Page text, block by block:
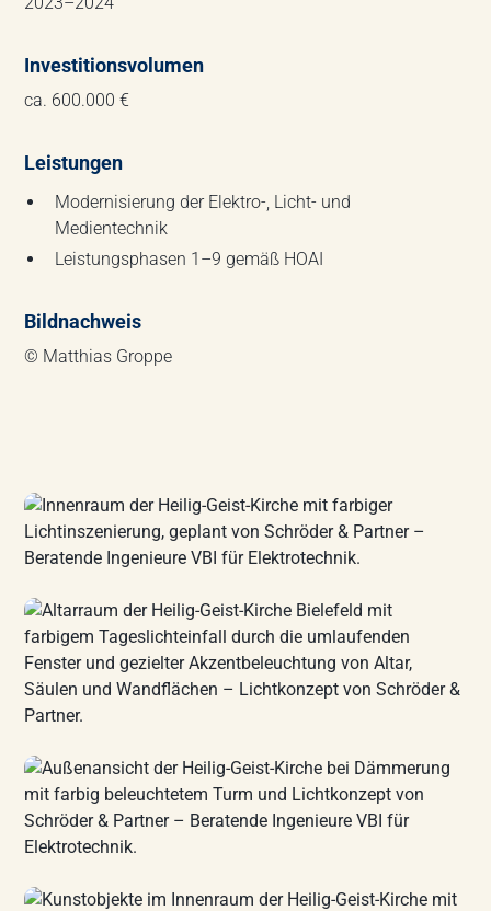
Investitionsvolumen
ca. 600.000 €
Leistungen
Modernisierung der Elektro-, Licht- und
Medientechnik
Leistungsphasen 1–9 gemäß HOAI
Bildnachweis
© Matthias Groppe